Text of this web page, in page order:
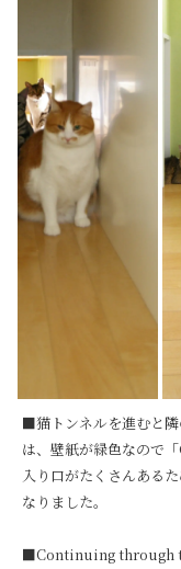
■猫トンネルを進むと
は、壁紙が緑色なので
入り口がたくさんある
なりました。
■Continuing through